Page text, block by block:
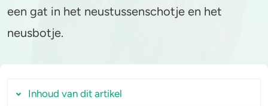
een gat in het neustussenschotje en het
neusbotje.
Inhoud van dit artikel